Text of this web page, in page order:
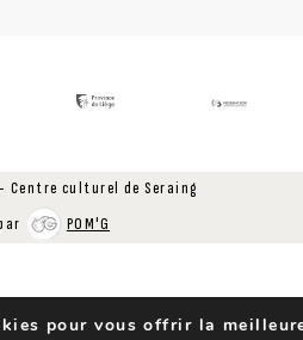
Centre culturel de Seraing
POM'G
pour vous offrir la